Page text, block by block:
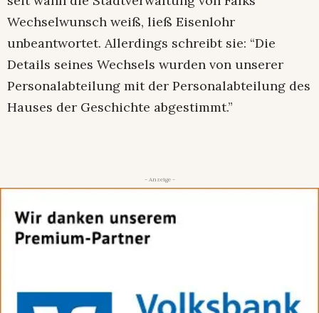
Wechselwunsch weiß, ließ Eisenlohr
unbeantwortet. Allerdings schreibt sie: “Die
Details seines Wechsels wurden von unserer
Personalabteilung mit der Personalabteilung des
Hauses der Geschichte abgestimmt.”
- Anzeige -